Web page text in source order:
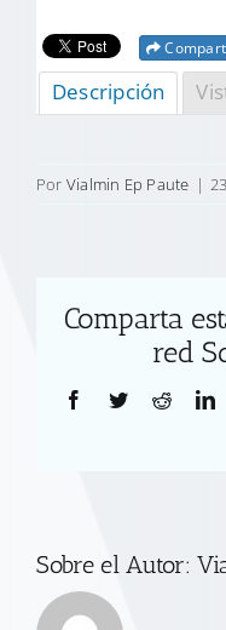
Descripción
Por Vialmin Ep Paute |
Comparta
red
Facebook
TwitterReddit
Sobre el Autor: